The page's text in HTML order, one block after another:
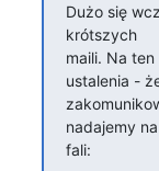
Dużo się
krótszych
maili. Na
ustalenia -
nadajemy
fali: